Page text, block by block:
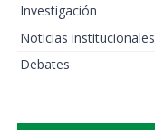
Investigación
Noticias institucionales
Debates